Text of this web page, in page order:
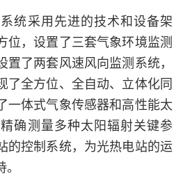
统采用先进的技术和设备架
位，设置了三套气象环境监测
了两套风速风向监测系统，
了全方位、全自动、立体化同
一体式气象传感器和高性能太
确测量多种太阳辐射关键参
的控制系统，为光热电站的运